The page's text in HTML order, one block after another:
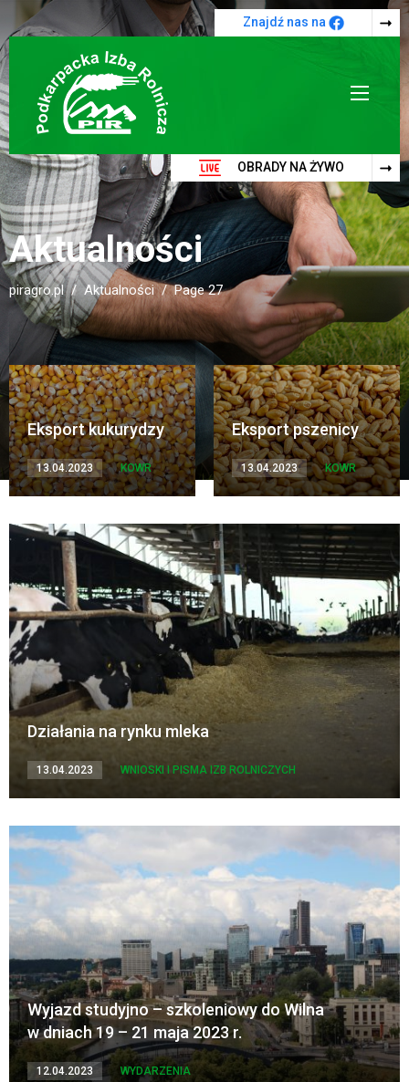
Przejdź do treści
Znajdź nas na
OBRADY NA ŻYWO
Aktualności
piragro.pl Aktualności Page 27
Eksport kukurydzy
13.04.2023 KOWR
Eksport pszenicy
13.04.2023 KOWR
Działania na rynku mleka
13.04.2023 WNIOSKI I PISMA IZB ROLNICZYCH
Wyjazd studyjno – szkoleniowy do Wilna
w dniach 19 – 21 maja 2023 r.
12.04.2023 WYDARZENIA